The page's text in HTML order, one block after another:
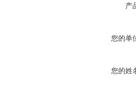
产
您的单
您的姓